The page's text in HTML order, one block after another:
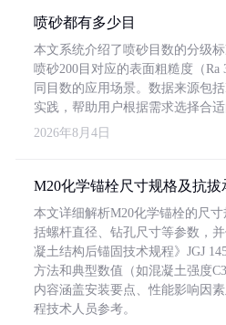
喷砂都有多少目
本文系统介绍了喷砂目数的分级
喷砂200目对应的表面粗糙度（Ra
同目数的应用场景。数据来源包
实践，帮助用户根据需求选择合适
2026年8月4日
M20化学锚栓尺寸规格及抗拔
本文详细解析M20化学锚栓的尺
括螺杆直径、钻孔尺寸等参数，
凝土结构后锚固技术规程》JGJ
方法和典型数值（如混凝土强度
内容涵盖安装要点、性能影响因
程技术人员参考。